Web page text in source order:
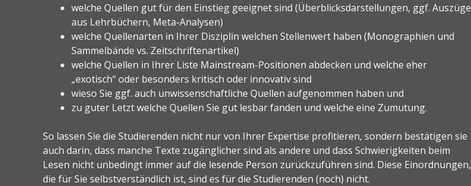
welche Quellen gut für den Einstieg geeignet sind (Überblicksdarstellungen, ggf. Auszüge
aus Lehrbüchern, Meta-Analysen)
welche Quellenarten in Ihrer Disziplin welchen Stellenwert haben (Monographien und
Sammelbände vs. Zeitschriftenartikel)
welche Quellen in Ihrer Liste Mainstream-Positionen abdecken und welche eher
„exotisch“ oder besonders kritisch oder innovativ sind
wieso Sie ggf. auch unwissenschaftliche Quellen aufgenommen haben und
zu guter Letzt welche Quellen Sie gut lesbar fanden und welche eine Zumutung.
So lassen Sie die Studierenden nicht nur von Ihrer Expertise profitieren, sondern bestätigen sie
auch darin, dass manche Texte zugänglicher sind als andere und dass Schwierigkeiten beim
Lesen nicht unbedingt immer auf die lesende Person zurückzuführen sind. Diese Einordnungen,
die für Sie selbstverständlich ist, sind es für die Studierenden (noch) nicht.